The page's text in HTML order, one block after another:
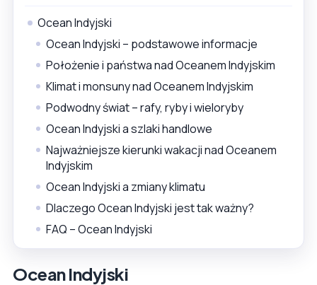
Ocean Indyjski
Ocean Indyjski – podstawowe informacje
Położenie i państwa nad Oceanem Indyjskim
Klimat i monsuny nad Oceanem Indyjskim
Podwodny świat – rafy, ryby i wieloryby
Ocean Indyjski a szlaki handlowe
Najważniejsze kierunki wakacji nad Oceanem
Indyjskim
Ocean Indyjski a zmiany klimatu
Dlaczego Ocean Indyjski jest tak ważny?
FAQ – Ocean Indyjski
Ocean Indyjski